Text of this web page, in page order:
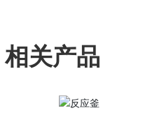
相关产品